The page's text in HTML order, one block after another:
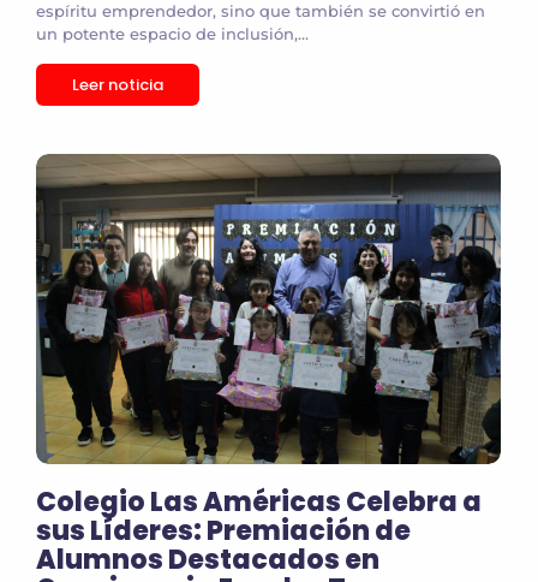
espíritu emprendedor, sino que también se convirtió en
un potente espacio de inclusión,...
Leer noticia
Colegio Las Américas Celebra a
sus Líderes: Premiación de
Alumnos Destacados en